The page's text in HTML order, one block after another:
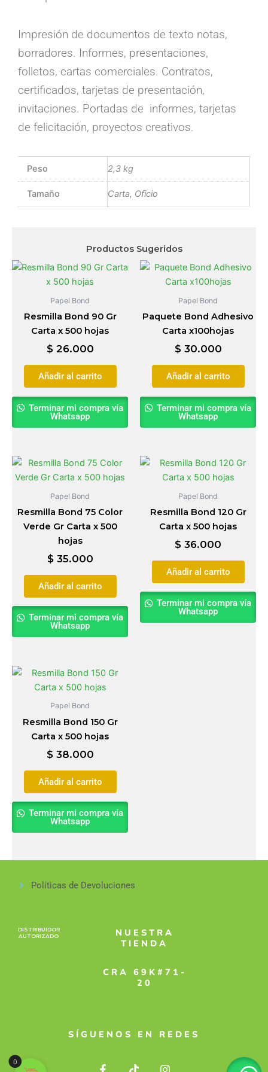
Impresión de documentos de texto notas,
borradores. Informes, presentaciones,
folletos, cartas comerciales. Contratos,
certificados, tarjetas de presentación,
invitaciones. Portadas de informes, tarjetas
de felicitación, proyectos creativos.
Peso 2,3 kg
Tamaño Carta, Oficio
Productos Sugeridos
Papel Bond
Resmilla Bond 90 Gr
Carta x 500 hojas
$26.000
Añadir al carrito
Terminar mi compra vía
Whatsapp
Papel Bond
Paquete Bond Adhesivo
Carta x100hojas
$30.000
Añadir al carrito
Terminar mi compra vía
Whatsapp
Papel Bond
Resmilla Bond 75 Color
Verde Gr Carta x 500
hojas
$35.000
Añadir al carrito
Terminar mi compra vía
Whatsapp
Papel Bond
Resmilla Bond 120 Gr
Carta x 500 hojas
$ 36.000
Añadir al carrito
Terminar mi compra vía
Whatsapp
Papel Bond
Resmilla Bond 150 Gr
Carta x 500 hojas
$38.000
Añadir al carrito
Terminar mi compra vía
Whatsapp
Políticas de Devoluciones
DISTRIBUIDOR
AUTORIZADO
NUESTRA
TIENDA
CRA 69K#71-
20
SÍGUENOS EN REDES
F
T
I
0